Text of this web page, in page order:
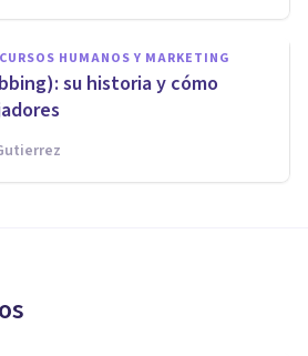
HUMANOS Y MARKETING
su historia y cómo